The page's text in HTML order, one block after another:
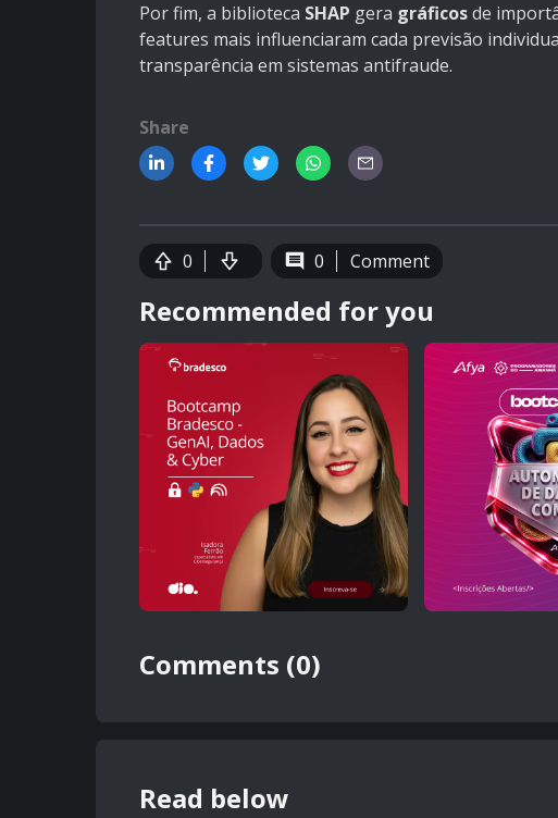
Por fim, a biblioteca SHAP gera gráficosde
features mais influenciaram cada previsão
transparência em sistemas antifraude.
Share
0 0 Comment
Recommended for you
Comments (0)
Read below